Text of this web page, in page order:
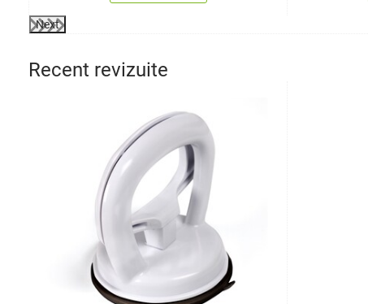
Next
Recent revizuite